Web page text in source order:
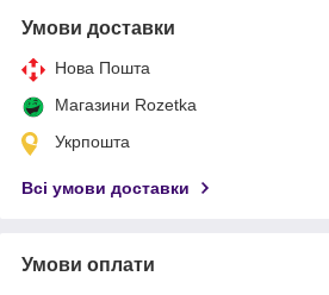
Умови доставки
Нова Пошта
Магазини Rozetka
Укрпошта
Всі умови доставки
Умови оплати